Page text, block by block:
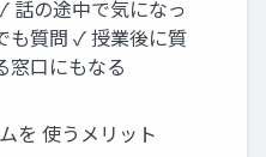
話の途中で気になっ
も質問 ✓ 授業後に質
窓口にもなる
を 使うメリット